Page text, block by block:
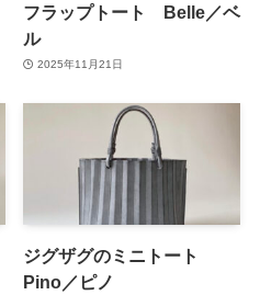
フラップトート Belle／ベ
ル
2025年11月21日
ジグザグのミニトート
Pino／ピノ